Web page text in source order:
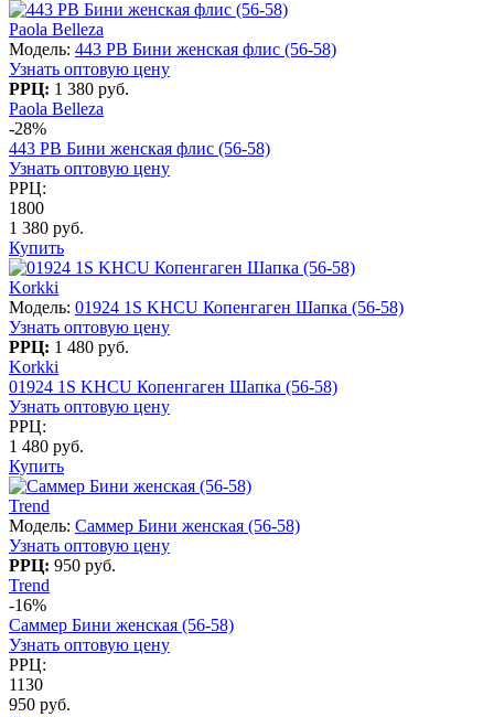
Paola Belleza
Модель: 443 PB Бини женская флис (56-58)
Узнать оптовую цену
РРЦ: 1 380 руб.
Paola Belleza
-28%
443 PB Бини женская флис (56-58)
Узнать оптовую цену
РРЦ:
1800
1 380 руб.
Купить
Korkki
Модель: 01924 1S KHCU Копенгаген Шапка (56-58)
Узнать оптовую цену
РРЦ: 1 480 руб.
Korkki
01924 1S KHCU Копенгаген Шапка (56-58)
Узнать оптовую цену
РРЦ:
1 480 руб.
Купить
Trend
Модель: Саммер Бини женская (56-58)
Узнать оптовую цену
РРЦ: 950 руб.
Trend
-16%
Саммер Бини женская (56-58)
Узнать оптовую цену
РРЦ:
1130
950 руб.